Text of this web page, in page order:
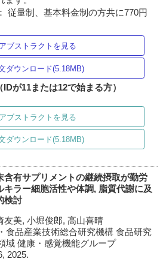
従量制、基本料金制の方共に770円
アブストラクトを見る
ダウンロード(5.18MB)
が11または12で始まる方）
アブストラクトを見る
ダウンロード(5.18MB)
含有サプリメントの継続摂取が勤労
キラー細胞活性や体調, 脂質代謝に及
検討
友美, 小堀俊郎, 高山喜晴
食品産業技術総合研究機構 食品研究
域 健康・感覚機能グループ
2025.